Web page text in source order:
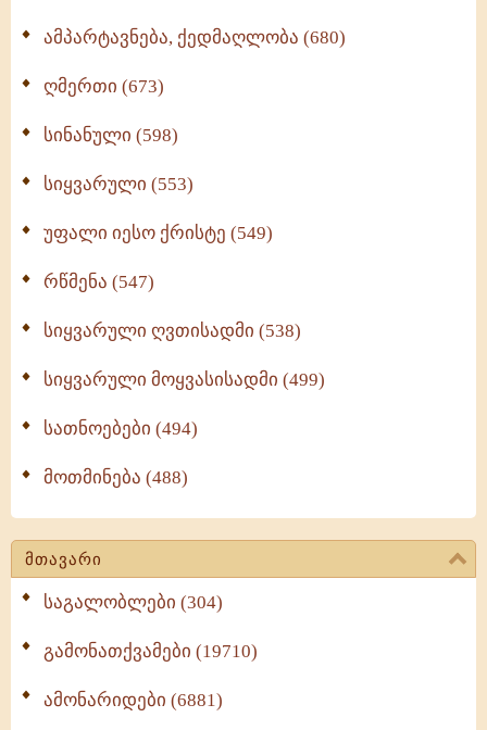
ამპარტავნება, ქედმაღლობა (680)
ღმერთი (673)
სინანული (598)
სიყვარული (553)
უფალი იესო ქრისტე (549)
რწმენა (547)
სიყვარული ღვთისადმი (538)
სიყვარული მოყვასისადმი (499)
სათნოებები (494)
მოთმინება (488)
მთავარი
საგალობლები (304)
გამონათქვამები (19710)
ამონარიდები (6881)